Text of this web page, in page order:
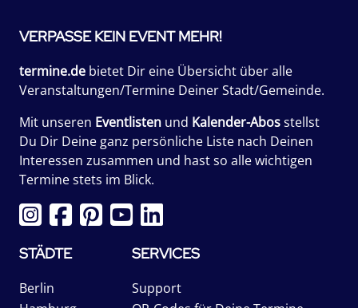
VERPASSE KEIN EVENT MEHR!
termine.de bietet Dir eine Übersicht über alle
Veranstaltungen/Termine Deiner Stadt/Gemeinde.
Mit unseren Eventlisten und Kalender-Abosstellst
Du Dir Deine ganz persönliche Liste nach Deinen
Interessen zusammen und hast so alle wichtigen
Termine stets im Blick.
STÄDTE
Berlin
SERVICES
Support